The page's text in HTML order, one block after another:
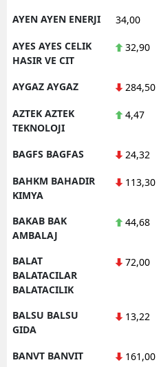
AYEN AYEN ENERJI 34,00
AYES AYES CELIK
HASIR VE CIT
32,90
AYGAZ AYGAZ 284,50
AZTEK AZTEK
TEKNOLOJI
4,47
BAGFS BAGFAS 24,32
BAHKM BAHADIR
KIMYA
113,30
BAKAB BAK
AMBALAJ
44,68
BALAT
BALATACILAR
BALATACILIK
72,00
BALSU BALSU
GIDA
13,22
BANVT BANVIT 161,00